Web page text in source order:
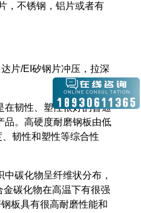
，不锈钢，铝片或者有
片/EI矽钢片冲压，拉深
韧性、塑性很好的普通
品。高硬度耐磨钢板由低
韧性和塑性等综合性
碳化物呈纤维状分布，
碳化物在高温下有很强
板具有很高耐磨性能和